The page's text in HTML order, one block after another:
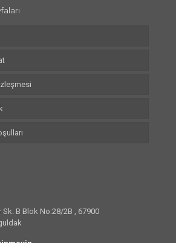
Sk. B Blok No:28/2B , 67900